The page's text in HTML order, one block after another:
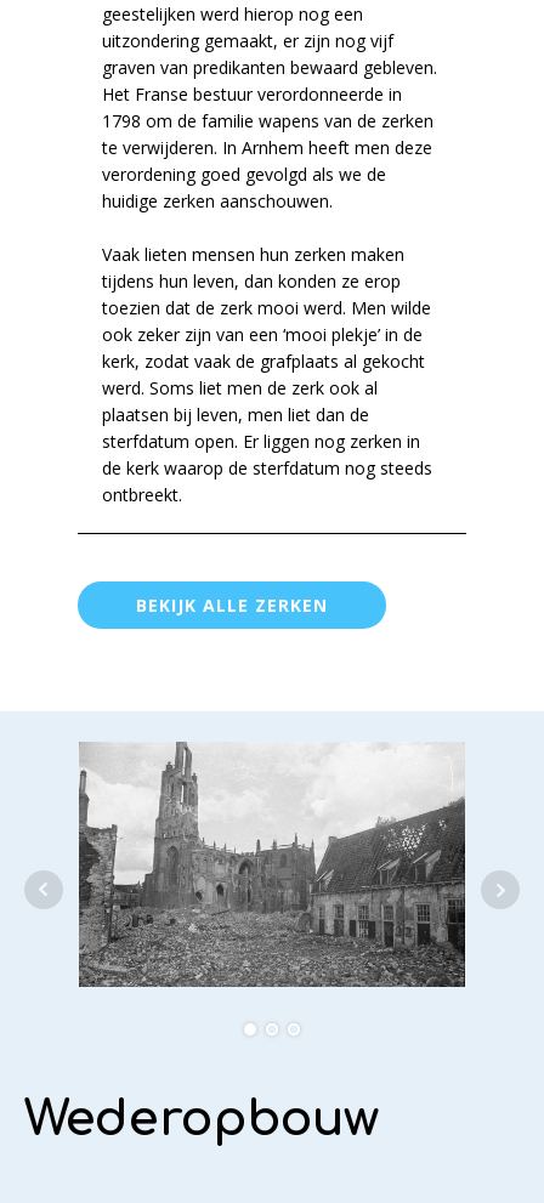
geestelijken werd hierop nog een
uitzondering gemaakt, er zijn nog vijf
graven van predikanten bewaard gebleven.
Het Franse bestuur verordonneerde in
1798 om de familie wapens van de zerken
te verwijderen. In Arnhem heeft men deze
verordening goed gevolgd als we de
huidige zerken aanschouwen.
Vaak lieten mensen hun zerken maken
tijdens hun leven, dan konden ze erop
toezien dat de zerk mooi werd. Men wilde
ook zeker zijn van een ‘mooi plekje’ in de
kerk, zodat vaak de grafplaats al gekocht
werd. Soms liet men de zerk ook al
plaatsen bij leven, men liet dan de
sterfdatum open. Er liggen nog zerken in
de kerk waarop de sterfdatum nog steeds
ontbreekt.
BEKIJK ALLE ZERKEN
Wederopbouw